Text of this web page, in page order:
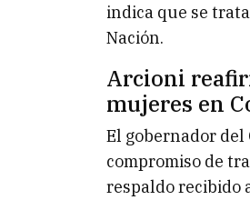
indica que se
Nación.
Arcioni
mujeres en
El gobernador del
compromiso de
respaldo recibido